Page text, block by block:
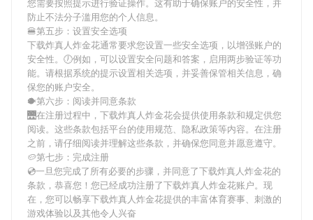
防止不法分子滥用您的个人信息。
🍔第五步：设置安全选项
下载炸真人炸金花通常要求您设置一些安全选项，以增强账户的
安全性。🕖例如，可以设置安全问题和答案，启用两步验证等功
能。请根据系统的提示设置相关选项，并妥善保管相关信息，确
保您的账户安全。
🐡第六步：阅读并同意条款
🌉在注册过程中， 下载炸真人炸金花会提供使用条款和规定供您
阅读。这些条款包括平台的使用规范、隐私政策等内容。在注册
之前，请仔细阅读并理解这些条款，并确保您同意并愿意遵守。
🥔第七步：完成注册
💿一旦您完成了所有必要的步骤，并同意了下载炸真人炸金花的
条款，恭喜您！您已经成功注册了下载炸真人炸金花账户。现
在，您可以畅享下载炸真人炸金花提供的丰富体育赛事、刺激的
游戏体验以及其他令人兴奋